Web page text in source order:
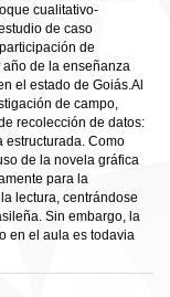
cualitativo-
de caso
de
año de la enseñanza
el estado de Goiás.Al
de campo,
recolección de datos:
estructurada. Como
de la novela gráfica
para la
lectura, centrándose
Sin embargo, la
en el aula es todavia